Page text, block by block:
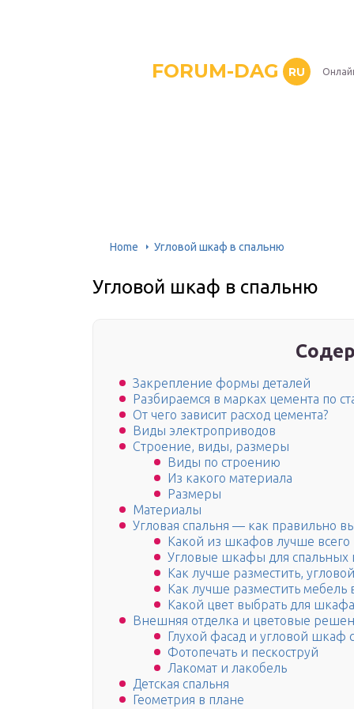
FORUM-DAG RU
Home Угловой шкаф в спальню
Угловой шкаф в спальню
Закрепление формы деталей
Разбираемся в марках цемента по
От чего зависит расход цемента?
Виды электроприводов
Строение, виды, размеры
Виды по строению
Из какого материала
Размеры
Материалы
Угловая спальня — как правильно
Какой из шкафов лучше всего
Угловые шкафы для спальных
Как лучше разместить,
Как лучше разместить мебель
Какой цвет выбрать для
Внешняя отделка и цветовые
Глухой фасад и угловой шкаф
Фотопечать и пескоструй
Лакомат и лакобель
Детская спальня
Геометрия в плане